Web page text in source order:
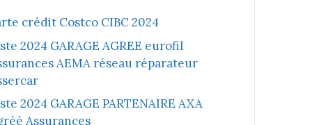
crédit Costco CIBC 2024
2024 GARAGE AGREE eurofil
AEMA réseau réparateur
2024 GARAGE PARTENAIRE AXA
Assurances